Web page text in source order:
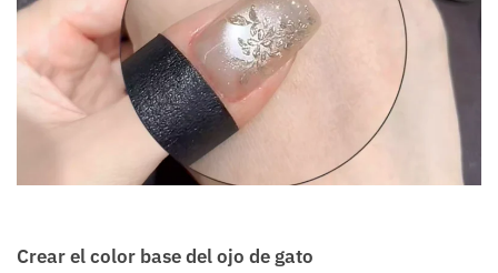
Crear el color base del ojo de gato